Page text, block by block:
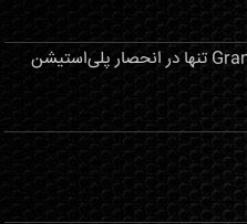
بازی Gran Turismo 7 تنها در انحصار پلی‌استیشن